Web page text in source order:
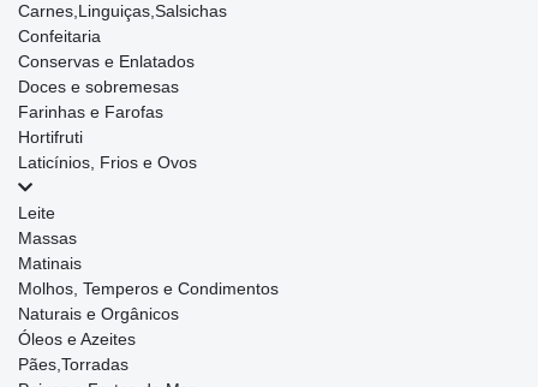
Carnes,Linguiças,Salsichas
Confeitaria
Conservas e Enlatados
Doces e sobremesas
Farinhas e Farofas
Hortifruti
Laticínios, Frios e Ovos
Leite
Massas
Matinais
Molhos, Temperos e Condimentos
Naturais e Orgânicos
Óleos e Azeites
Pães,Torradas